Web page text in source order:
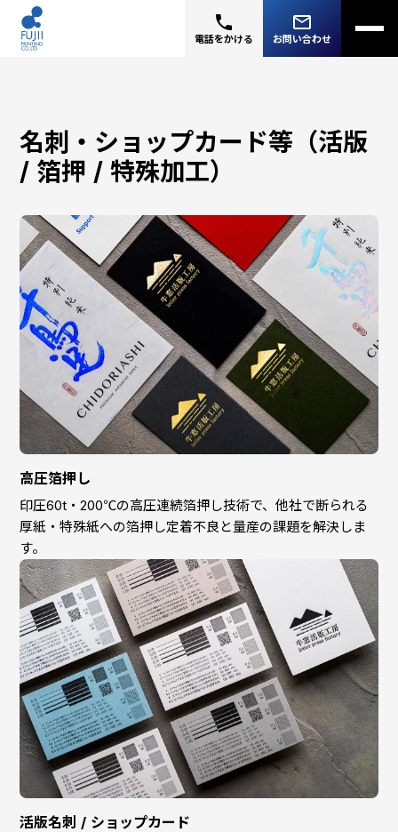
phone
電話をかける
mail_outline
お問い合わせ
名刺・ショップカード等（活版
/ 箔押 / 特殊加工）
高圧箔押し
印圧60t・200℃の高圧連続箔押し技術で、他社で断られる
厚紙・特殊紙への箔押し定着不良と量産の課題を解決しま
す。
活版名刺 / ショップカード